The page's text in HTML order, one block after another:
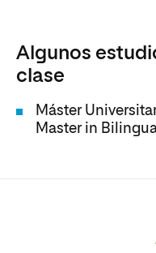
Algunos
clase
Máster
Master in